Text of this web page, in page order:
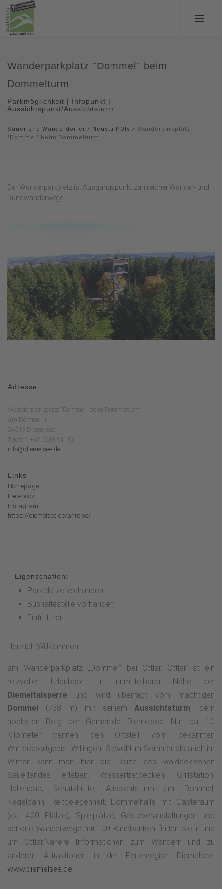
Wanderparkplatz "Dommel" beim
Dommelturm
Parkmöglichkeit | Infopunkt |
Aussichtspunkt/Aussichtsturm
Sauerland-Wanderdörfer / Neusta POIs / Wanderparkplatz
"Dommel" beim Dommelturm
Der Wanderparkplatz ist Ausgangspunkt zahlreicher Wander- und
Rundwanderwege.
Adresse
Wanderparkplatz "Dommel" beim Dommelturm
Am Dommel 1
34519 Diemelsee
Telefon: +49 5633 91133
info@diemelsee.de
Links
Homepage
Facebook
Instagram
https://diemelsee.de/anreise/
Eigenschaften:
Parkplätze vorhanden
Bushaltestelle vorhanden
Eintritt frei
Herzlich Willkommen
am Wanderparkplatz „Dommel“ bei Ottlar. Ottlar ist ein
reizvoller Urlaubsort in unmittelbarer Nähe der
Diemeltalsperre und wird überragt vom mächtigen
Dommel (738 m) mit seinemAussichtsturm, dem
höchsten Berg der Gemeinde Diemelsee. Nur ca. 10
Kilometer trennen den Ortsteil vom bekannten
Wintersportgebiet Willingen. Sowohl im Sommer als auch im
Winter kann man hier die Reize des waldeckischen
Sauerlandes erleben. Wassertretbecken, Grillstation,
Hallenbad, Schutzhütte, Aussichtsturm am Dommel,
Kegelbahn, Reitgelegenheit, Dommelhalle mit Gästeraum
(ca. 400 Plätze), Spielplätze, Gästeveranstaltungen und
schöne Wanderwege mit 100 Ruhebänken finden Sie in und
um Ottlar.Nähere Informationen zum Wandern und zu
anderen Attraktionen in der Ferienregion Diemelsee:
www.diemelsee.de